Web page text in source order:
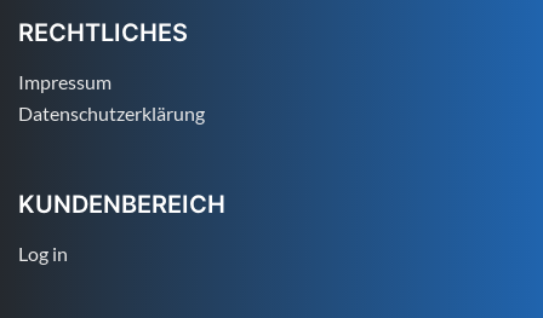
RECHTLICHES
Impressum
Datenschutzerklärung
KUNDENBEREICH
Log in